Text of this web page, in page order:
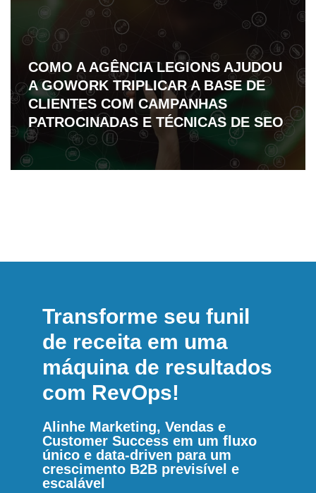
COMO A AGÊNCIA LEGIONS AJUDOU
A GOWORK TRIPLICAR A BASE DE
CLIENTES COM CAMPANHAS
PATROCINADAS E TÉCNICAS DE SEO
Transforme seu funil
de receita em uma
máquina de resultados
com RevOps!
Alinhe Marketing, Vendas e
Customer Success em um fluxo
único e data-driven para um
crescimento B2B previsível e
escalável